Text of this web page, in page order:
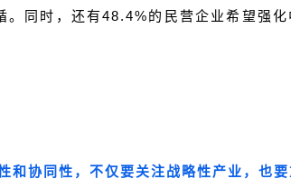
同时，还有48.4%的民营企业希望强
和协同性，不仅要关注战略性产业，也要